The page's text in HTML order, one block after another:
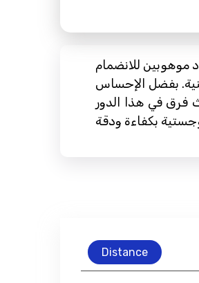
موهوبين للانضمام
بفضل الإحساس
فرق في هذا الدور
Distance